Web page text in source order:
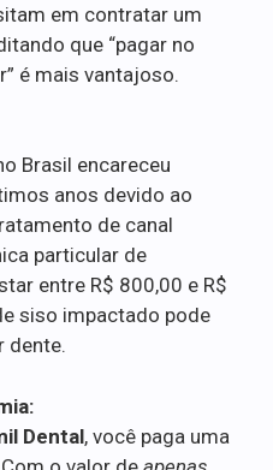
em contratar um
que “pagar no
é mais vantajoso.
Brasil encareceu
anos devido ao
de canal
particular de
entre R$ 800,00 e R$
siso impactado pode
dente.
Dental, você paga uma